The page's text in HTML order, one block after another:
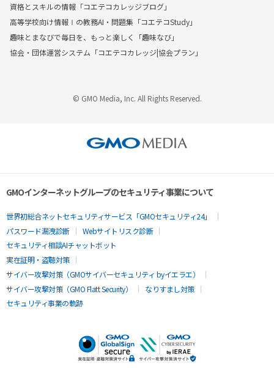
資格とスキルの情報「コエテコカレッジブログ」
高等学校向け情報Ⅰの教務AI・問題集「コエテコStudy」
趣味とまなびで毎日を、もっと楽しく「趣味なび」
協会・団体運営システム「コエテコカレッジ|協会プラン」
© GMO Media, Inc. All Rights Reserved.
GMOインターネットグループのセキュリティ事業について
世界初総合ネットセキュリティサービス「GMOセキュリティ24」
パスワード漏洩診断
Webサイトリスク診断
セキュリティ相談AIチャットボット
実在証明・盗聴対策
サイバー攻撃対策（GMOサイバーセキュリティ byイエラエ）
サイバー攻撃対策（GMO Flatt Security）
なりすまし対策
セキュリティ事業の軌跡